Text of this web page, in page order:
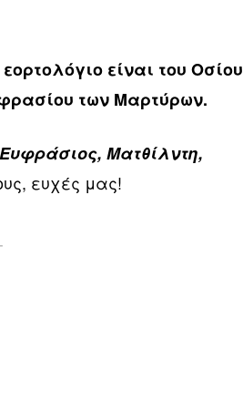
είναι του Οσίου
των Μαρτύρων.
Ευφράσιος, Ματθίλντη,
ευχές μας!